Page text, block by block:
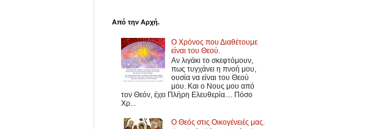
Από την Αρχή.
Ο Χρόνος που Διαθέτουμε
είναι του Θεού.
Αν λιγάκι το σκεφτόμουν,
πως τυγχάνει η πνοή μου,
ουσία να είναι του Θεού
μου. Και ο Νους μου από
τον Θεόν, έχει Πλήρη Ελευθερία.... Πόσο
Χρ...
Ο Θεός στις Οικογένειές μας.